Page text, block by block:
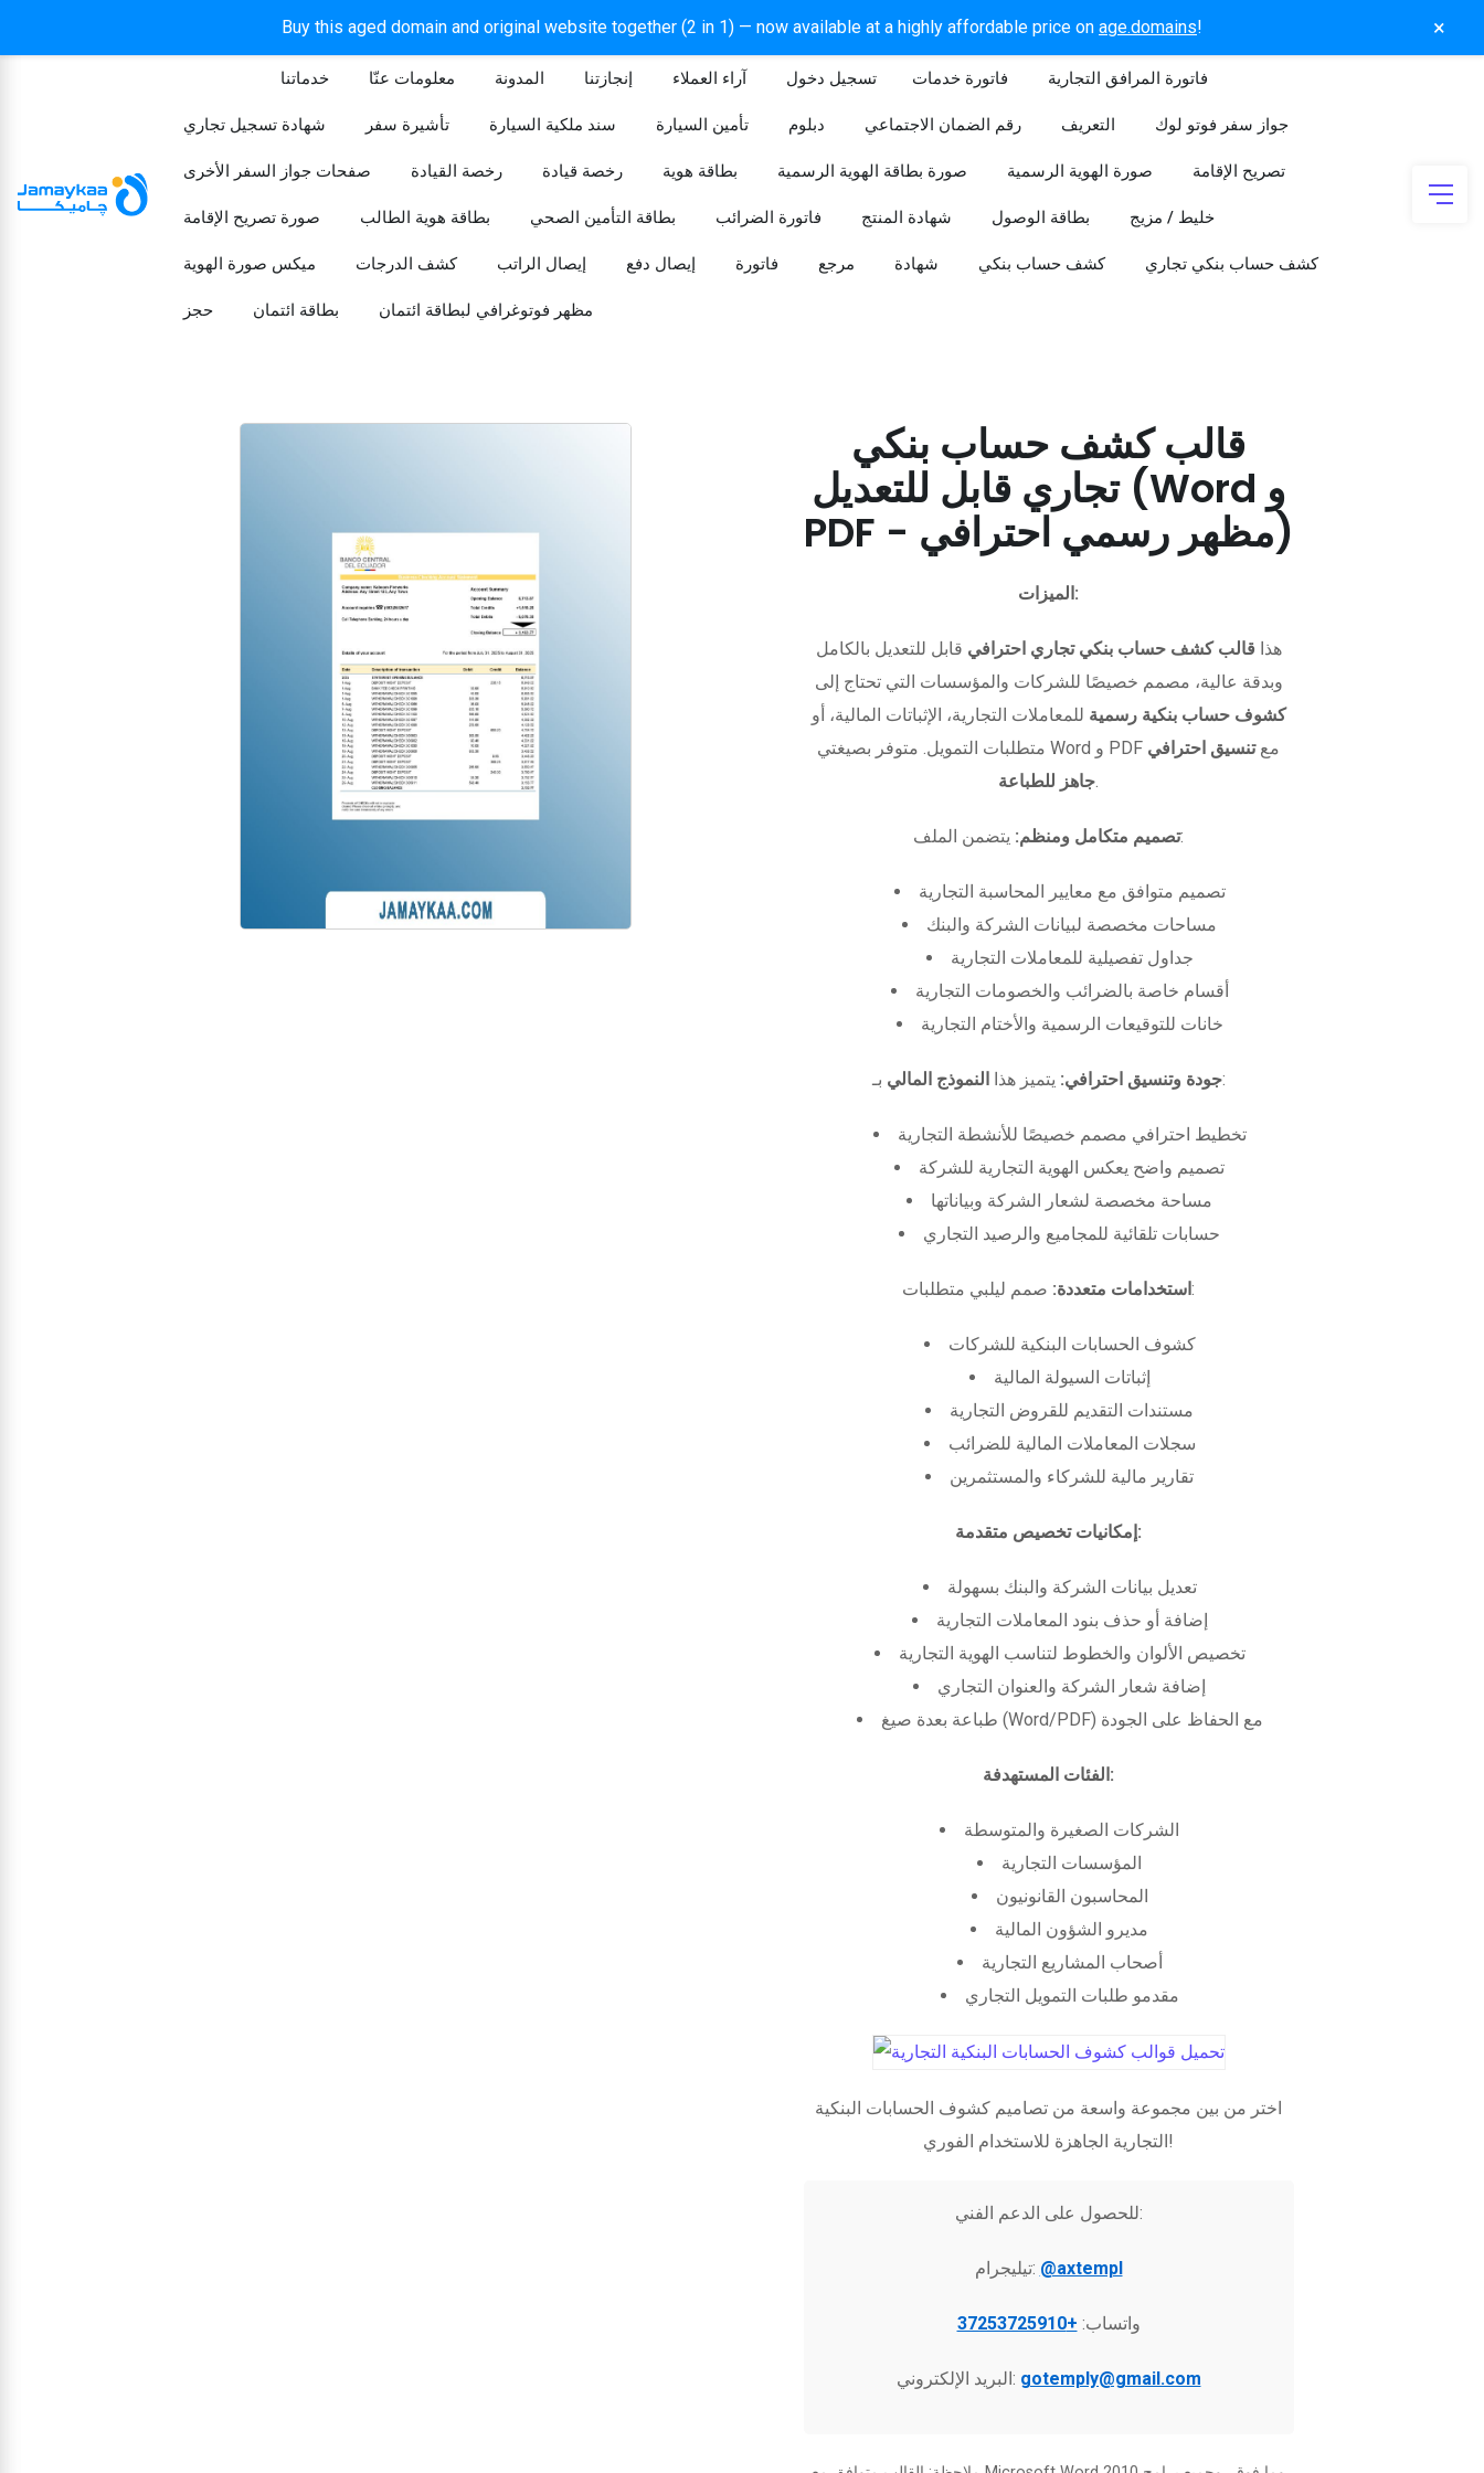
Buy this aged domain and original website together (2 in 1) — now available at a highly affordable price on age.domains! ×
خدماتنا معلومات عنّا المدونة إنجازتنا آراء العملاء تسجيل دخول​ فاتورة خدمات فاتورة المرافق التجارية
شهادة تسجيل تجاري تأشيرة سفر سند ملكية السيارة تأمين السيارة دبلوم رقم الضمان الاجتماعي التعريف جواز سفر فوتو لوك
صفحات جواز السفر الأخرى رخصة القيادة رخصة قيادة بطاقة هوية صورة بطاقة الهوية الرسمية صورة الهوية الرسمية تصريح الإقامة
صورة تصريح الإقامة بطاقة هوية الطالب بطاقة التأمين الصحي فاتورة الضرائب شهادة المنتج بطاقة الوصول خليط / مزيج
ميكس صورة الهوية كشف الدرجات إيصال الراتب إيصال دفع فاتورة مرجع شهادة كشف حساب بنكي كشف حساب بنكي تجاري
حجز بطاقة ائتمان مظهر فوتوغرافي لبطاقة ائتمان
قالب كشف حساب بنكي
تجاري قابل للتعديل (Word و
PDF - مظهر رسمي احترافي)
الميزات:
هذا قالب كشف حساب بنكي تجاري احترافي قابل للتعديل بالكامل
وبدقة عالية، مصمم خصيصًا للشركات والمؤسسات التي تحتاج إلى
كشوف حساب بنكية رسمية للمعاملات التجارية، الإثباتات المالية، أو
متطلبات التمويل. متوفر بصيغتي Word و PDF معتنسيق احترافي
جاهز للطباعة.
تصميم متكامل ومنظم:يتضمن الملف:
تصميم متوافق مع معايير المحاسبة التجارية
مساحات مخصصة لبيانات الشركة والبنك
جداول تفصيلية للمعاملات التجارية
أقسام خاصة بالضرائب والخصومات التجارية
خانات للتوقيعات الرسمية والأختام التجارية
جودة وتنسيق احترافي: يتميز هذا النموذج المالي بـ:
تخطيط احترافي مصمم خصيصًا للأنشطة التجارية
تصميم واضح يعكس الهوية التجارية للشركة
مساحة مخصصة لشعار الشركة وبياناتها
حسابات تلقائية للمجاميع والرصيد التجاري
استخدامات متعددة:صمم ليلبي متطلبات:
كشوف الحسابات البنكية للشركات
إثباتات السيولة المالية
مستندات التقديم للقروض التجارية
سجلات المعاملات المالية للضرائب
تقارير مالية للشركاء والمستثمرين
إمكانيات تخصيص متقدمة:
تعديل بيانات الشركة والبنك بسهولة
إضافة أو حذف بنود المعاملات التجارية
تخصيص الألوان والخطوط لتناسب الهوية التجارية
إضافة شعار الشركة والعنوان التجاري
طباعة بعدة صيغ (Word/PDF) مع الحفاظ على الجودة
الفئات المستهدفة:
الشركات الصغيرة والمتوسطة
المؤسسات التجارية
المحاسبون القانونيون
مديرو الشؤون المالية
أصحاب المشاريع التجارية
مقدمو طلبات التمويل التجاري
اختر من بين مجموعة واسعة من تصاميم كشوف الحسابات البنكية
التجارية الجاهزة للاستخدام الفوري!
للحصول على الدعم الفني:
تيليجرام: @axtempl
واتساب: +37253725910
البريد الإلكتروني: gotemply@gmail.com